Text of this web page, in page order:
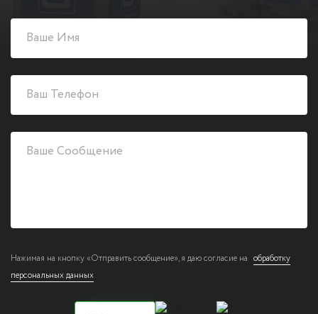
Нажимая на кнопку «Отправить сообщение», я даю согласие на обработку
персональных данных